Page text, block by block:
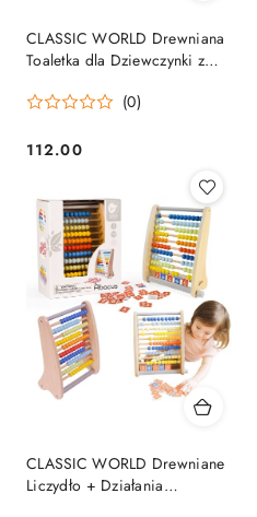
CLASSIC WORLD Drewniana
Toaletka dla Dziewczynki z
(0)
Cena:
112.00
CLASSIC WORLD Drewniane
Liczydło + Działania